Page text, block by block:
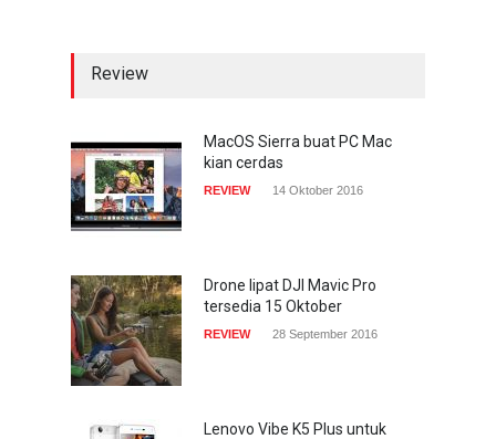
pandangan mata
TECH SPEC
gencar
COMPUTING & SOFTWARE
Review
MacOS Sierra buat PC Mac
kian cerdas
REVIEW 14 Oktober 2016
Drone lipat DJI Mavic Pro
tersedia 15 Oktober
REVIEW 28 September 2016
Lenovo Vibe K5 Plus untuk